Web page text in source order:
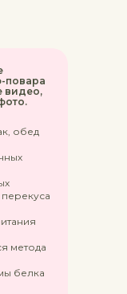
повара
видео,
обед
метода
белка